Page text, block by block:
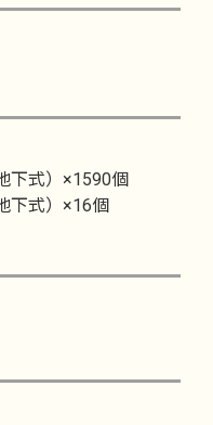
式）×1590個
式）×16個